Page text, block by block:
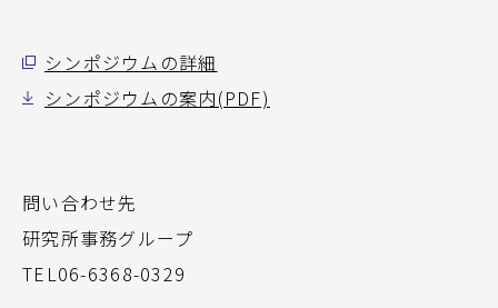
シンポジウムの詳細
シンポジウムの案内(PDF)
問い合わせ先
研究所事務グループ
TEL06-6368-0329